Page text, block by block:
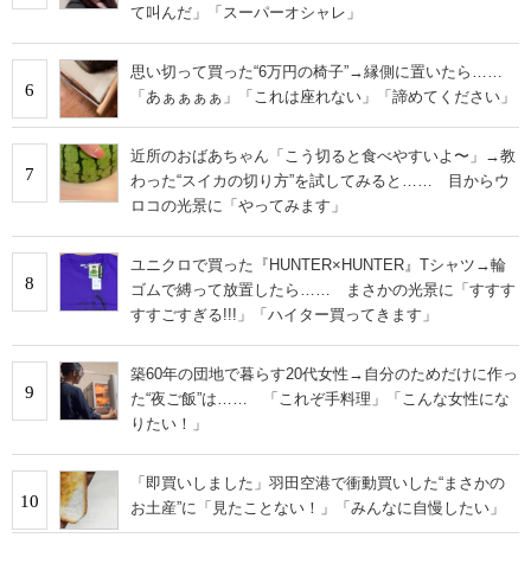
て叫んだ」「スーパーオシャレ」
6
思い切って買った“6万円の椅子”→縁側に置いたら……
「あぁぁぁぁ」「これは座れない」「諦めてください」
7
近所のおばあちゃん「こう切ると食べやすいよ〜」→教
わった“スイカの切り方”を試してみると…… 目からウ
ロコの光景に「やってみます」
8
ユニクロで買った『HUNTER×HUNTER』Tシャツ→輪
ゴムで縛って放置したら…… まさかの光景に「すすす
すすごすぎる!!!」「ハイター買ってきます」
9
築60年の団地で暮らす20代女性→自分のためだけに作っ
た“夜ご飯”は…… 「これぞ手料理」「こんな女性にな
りたい！」
10
「即買いしました」羽田空港で衝動買いした“まさかの
お土産”に「見たことない！」「みんなに自慢したい」